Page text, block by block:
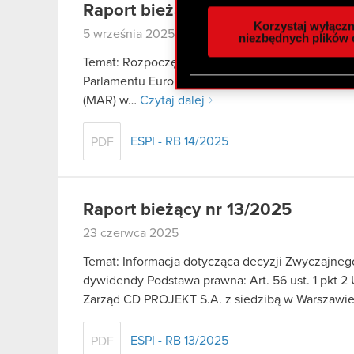
społecznościowym,
otrzymanymi od Ciebie
zgadasz się na używanie
Korzystaj
niezbędnych plików
Raport bieżący nr 14/2025
5 września 2025
Temat: Rozpoczęcie skupu akcji własnych
Parlamentu Europejskiego i Rady (UE) nr 596/
(MAR) w… Czytaj dalej
PDF ESPI - RB 14/2025
Raport bieżący nr 13/2025
23 czerwca 2025
Temat: Informacja dotycząca decyzji
dywidendy Podstawa prawna: Art. 56 ust. 1 pkt
Zarząd CD PROJEKT S.A. z siedzibą w
PDF ESPI - RB 13/2025